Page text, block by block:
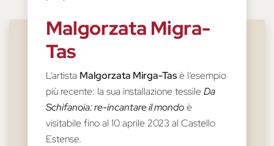
Malgorzata Migra-
Tas
L’artista Malgorzata Mirga-Tasè l’esempio
più recente: la sua installazione tessile Da
Schifanoia: re-incantare il mondoè
visitabile fino al 10 aprile 2023 al Castello
Estense.